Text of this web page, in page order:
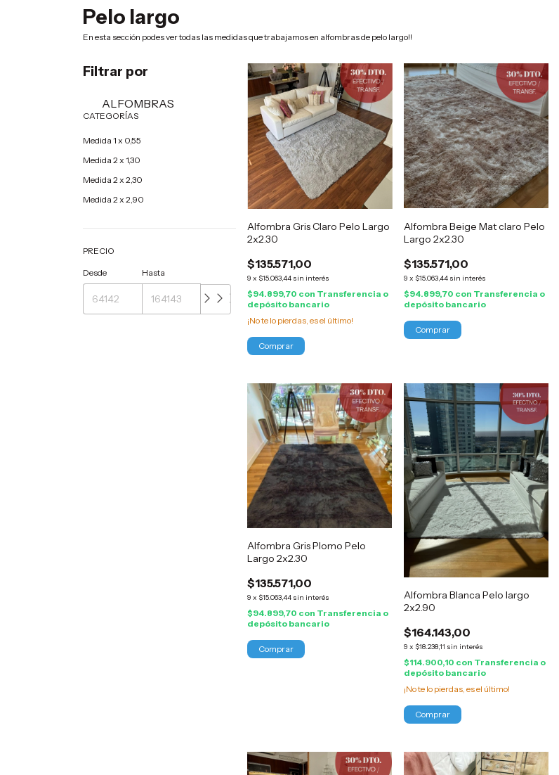
Pelo largo
En esta sección podes ver todas las medidas que trabajamos en alfombras de pelo largo!!
Filtrar por
ALFOMBRAS
CATEGORÍAS
Medida 1 x 0,55
Medida 2 x 1,30
Medida 2 x 2,30
Medida 2 x 2,90
PRECIO
Desde Hasta
Alfombra Gris Claro Pelo Largo
2x2.30
$135.571,00
9 x $15.063,44 sin interés
$94.899,70 con Transferencia o
depósito bancario
¡No te lo pierdas, es el último!
Alfombra Beige Mat claro Pelo
Largo 2x2.30
$135.571,00
9 x $15.063,44 sin interés
$94.899,70 con Transferencia o
depósito bancario
Alfombra Gris Plomo Pelo
Largo 2x2.30
$135.571,00
9 x $15.063,44 sin interés
$94.899,70 con Transferencia o
depósito bancario
Alfombra Blanca Pelo largo
2x2.90
$164.143,00
9 x $18.238,11 sin interés
$114.900,10 con Transferencia o
depósito bancario
¡No te lo pierdas, es el último!